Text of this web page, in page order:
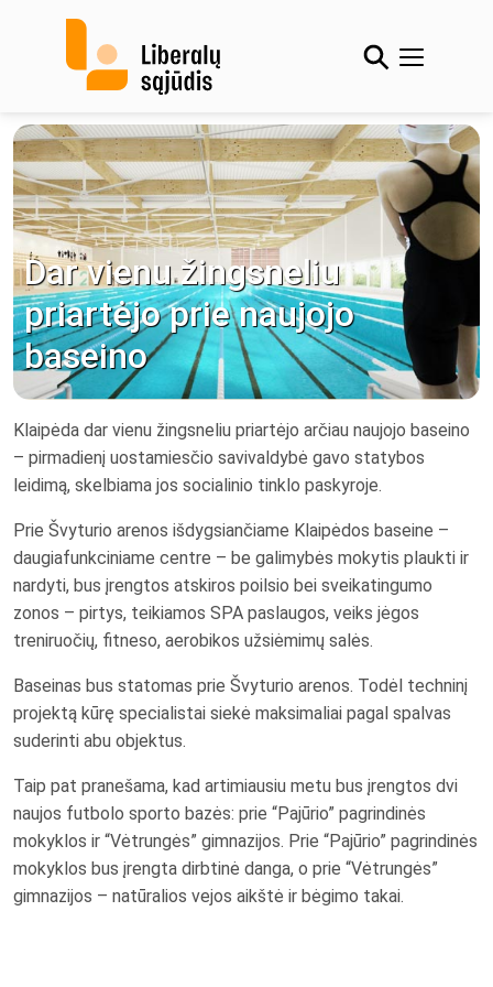
Dar vienu žingsneliu
priartėjo prie naujojo
baseino
Klaipėda dar vienu žingsneliu priartėjo arčiau naujojo baseino
– pirmadienį uostamiesčio savivaldybė gavo statybos
leidimą, skelbiama jos socialinio tinklo paskyroje.
Prie Švyturio arenos išdygsiančiame Klaipėdos baseine –
daugiafunkciniame centre – be galimybės mokytis plaukti ir
nardyti, bus įrengtos atskiros poilsio bei sveikatingumo
zonos – pirtys, teikiamos SPA paslaugos, veiks jėgos
treniruočių, fitneso, aerobikos užsiėmimų salės.
Baseinas bus statomas prie Švyturio arenos. Todėl techninį
projektą kūrę specialistai siekė maksimaliai pagal spalvas
suderinti abu objektus.
Taip pat pranešama, kad artimiausiu metu bus įrengtos dvi
naujos futbolo sporto bazės: prie “Pajūrio” pagrindinės
mokyklos ir “Vėtrungės” gimnazijos. Prie “Pajūrio” pagrindinės
mokyklos bus įrengta dirbtinė danga, o prie “Vėtrungės”
gimnazijos – natūralios vejos aikštė ir bėgimo takai.